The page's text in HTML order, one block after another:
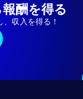
酬を得る
収入を得る！